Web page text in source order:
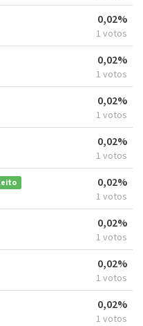
0,02%
1 votos
0,02%
1 votos
0,02%
1 votos
0,02%
1 votos
0,02%
1 votos
0,02%
1 votos
0,02%
1 votos
0,02%
1 votos